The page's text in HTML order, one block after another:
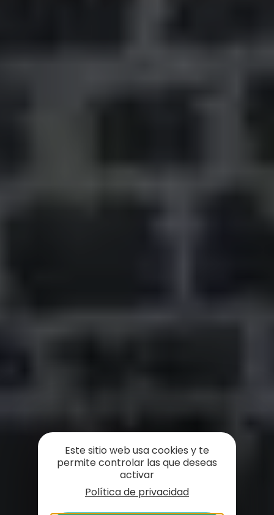
Este sitio web usa cookies y te
permite controlar las que deseas
activar
Política de privacidad